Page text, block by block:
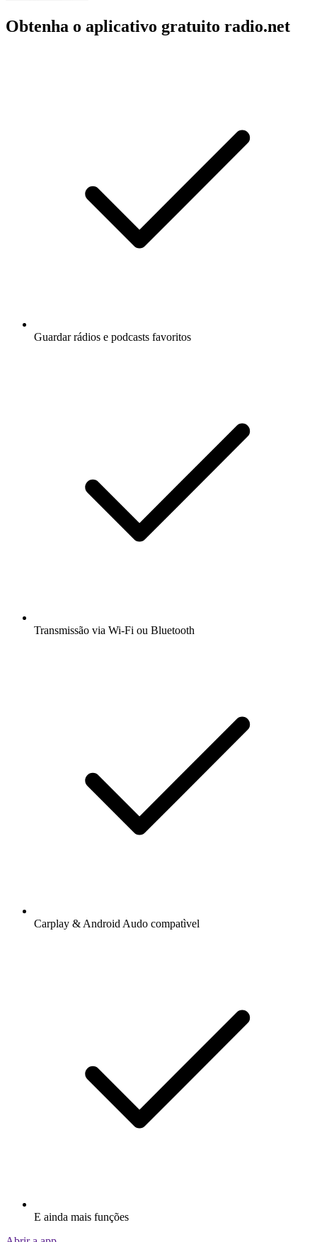
Obtenha o aplicativo gratuito radio.net
Guardar rádios e podcasts favoritos
Transmissão via Wi-Fi ou Bluetooth
Carplay & Android Audo compatìvel
E ainda mais funções